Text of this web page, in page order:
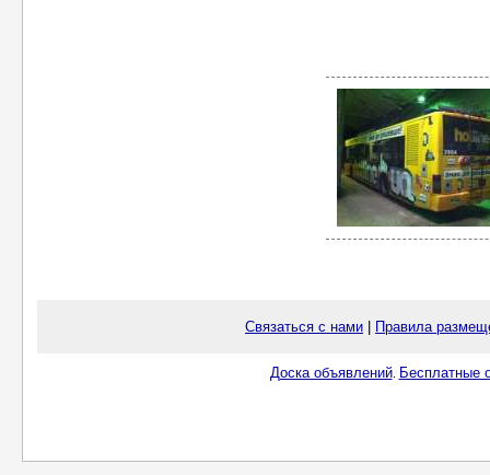
Связаться с нами Правила
Доска объявлений. Бесплатные